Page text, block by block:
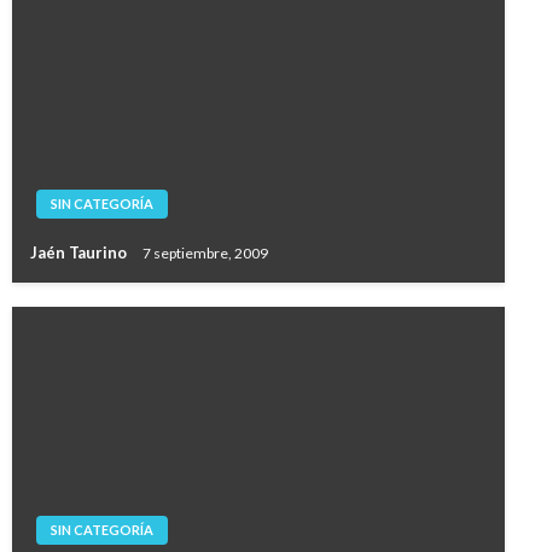
SIN CATEGORÍA
Jaén Taurino 7 septiembre, 2009
SIN CATEGORÍA